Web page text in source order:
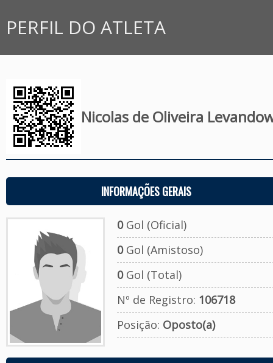
PERFIL DO ATLETA
Nicolas de Oliveira
INFORMAÇÕES GERAIS
0Gol (Oficial)
0Gol (Amistoso)
0Gol (Total)
Nº de Registro: 106718
Posição: Oposto(a)